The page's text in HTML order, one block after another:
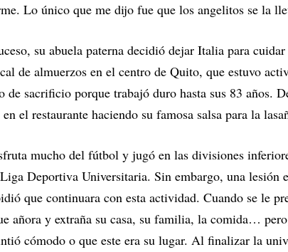
Lo único que me dijo fue que los angelitos se la
su abuela paterna decidió dejar Italia para
de almuerzos en el centro de Quito, que estuvo
de sacrificio porque trabajó duro hasta sus 83 años.
el restaurante haciendo su famosa salsa para la
mucho del fútbol y jugó en las divisiones
Deportiva Universitaria. Sin embargo, una lesión
que continuara con esta actividad. Cuando se le
añora y extraña su casa, su familia, la comida…
cómodo o que este era su lugar. Al finalizar la